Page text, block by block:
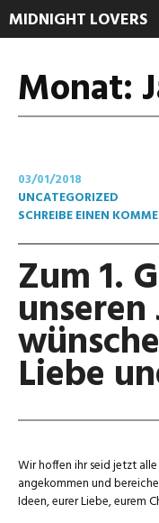
MIDNIGHT LOVERS
Monat:
03/01/2018
UNCATEGORIZED
SCHREIBE EINEN
Zum 1.
Liebe
Wir hoffen ihr seid jetzt
angekommen und
Ideen, eurer Liebe, eurem